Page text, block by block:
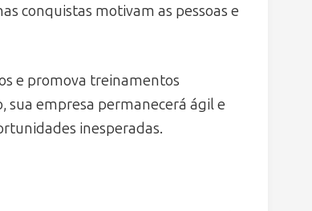
conquistas motivam as pessoas e
e promova treinamentos
empresa permanecerá ágil e
inesperadas.